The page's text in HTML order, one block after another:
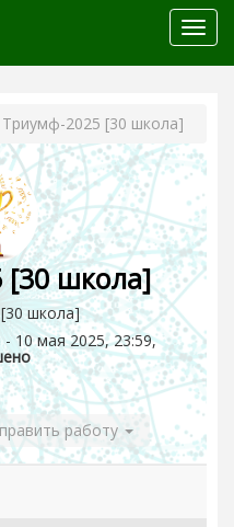
меню
Триумф-2025 [30 школа]
[30 школа]
школа]
10 мая 2025, 23:59,
работу